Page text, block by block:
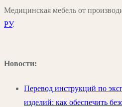
Медицинская мебель от
РУ.
Новости:
Перевод инструкций по
изделий: как обеспечить